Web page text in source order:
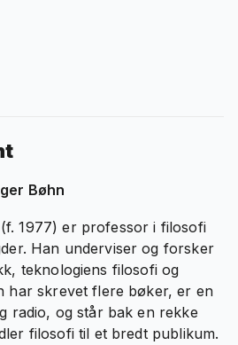
Bøhn
1977) er professor i filosofi
Han underviser og forsker
teknologiens filosofi og
har skrevet flere bøker, er en
radio, og står bak en rekke
filosofi til et bredt publikum.